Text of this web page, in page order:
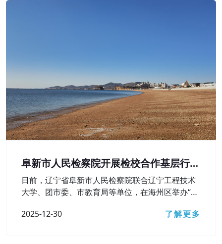
阜新市人民检察院开展检校合作基层行活
动
日前，辽宁省阜新市人民检察院联合辽宁工程技术
大学、团市委、市教育局等单位，在海州区举办“弘
动，深入学习贯彻习近平法治思想，检校合作向基
2025-12-30 了解更多